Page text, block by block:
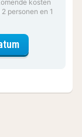
kosten
personen en 1
voor